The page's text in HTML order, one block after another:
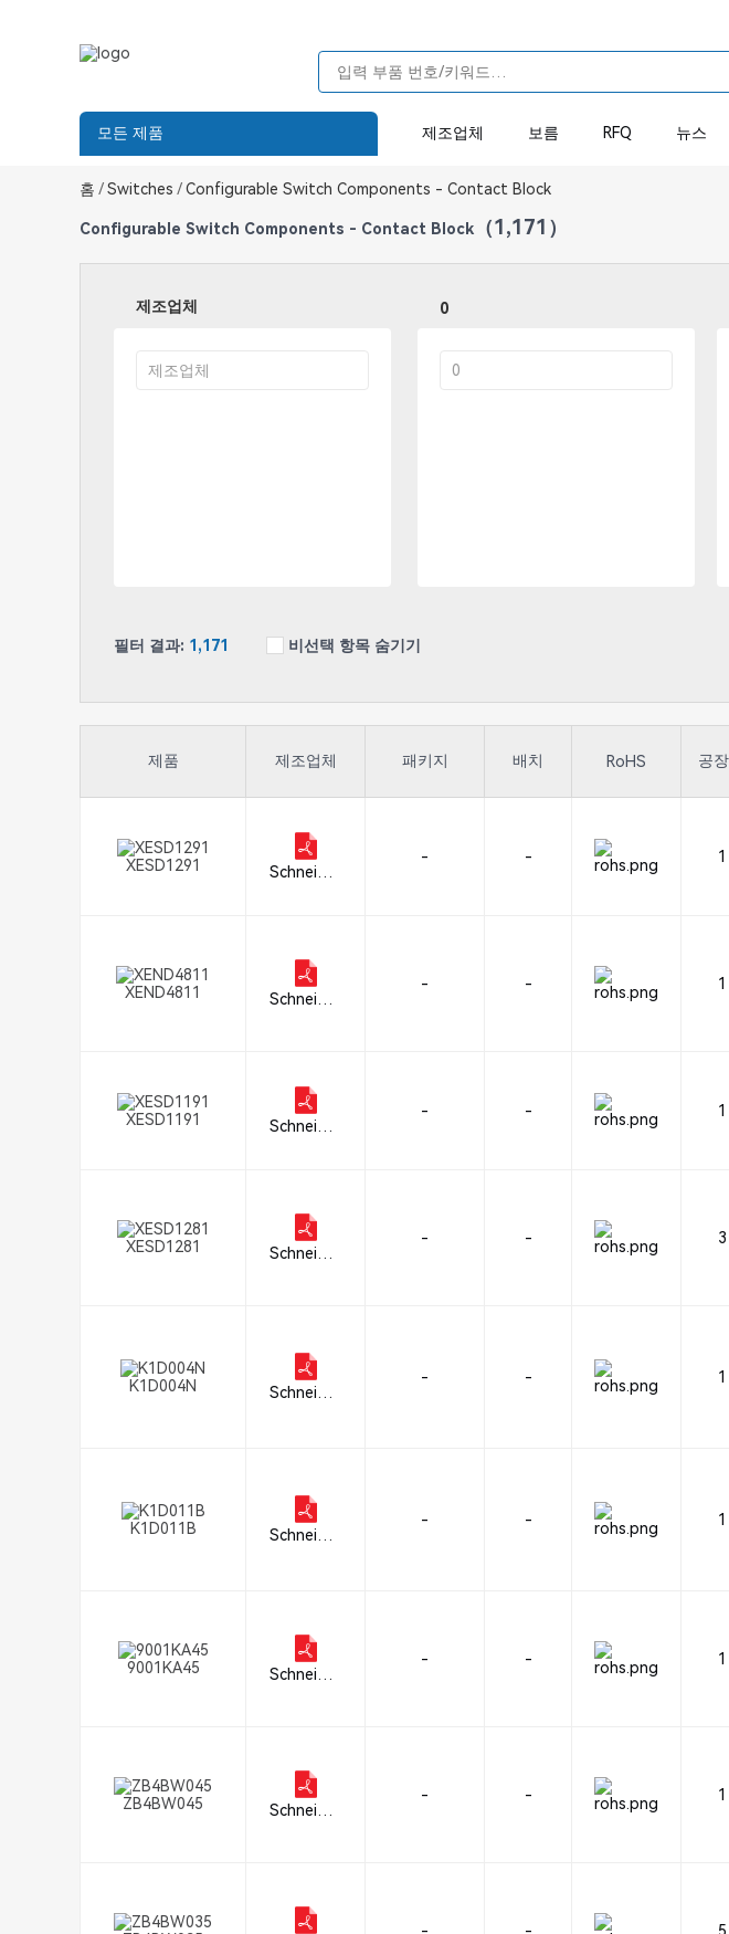
모든 제품 제조업체 보름 RFQ 뉴스
홈 / Switches /Configurable Switch Components - Contact Block
Configurable Switch Components - Contact Block （1,171）
제조업체 0
필터 결과: 1,171 비선택 항목 숨기기
제품 제조업체 패키지 배치 RoHS 공
XESD1291
Schneider
- -
XEND4811
Schneider
- -
XESD1191
Schneider
- -
XESD1281
Schneider
- -
K1D004N
Schneider
- -
K1D011B
Schneider
- -
9001KA45
Schneider
- -
ZB4BW045
Schneider
- -